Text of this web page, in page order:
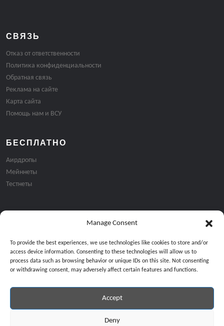
Manage Consent
To provide the best experiences, we use technologies like cookies to store and/or
access device information. Consenting to these technologies will allow us to
process data such as browsing behavior or unique IDs on this site. Not consenting
or withdrawing consent, may adversely affect certain features and functions.
Accept
Deny
СВЯЗЬ
Отказ от ответственности
Политика конфиденциальности
Обратная связь
Реклама на сайте
Карта сайта
Помощь нам и ВСУ
БЕСПЛАТНО
Аирдропы
Мейннеты
Тестнеты
Подписка на email рассылку:
Продолжая, вы соглашаетесь с нашей политикой
Copyright © 2024 All Rights Reserved by